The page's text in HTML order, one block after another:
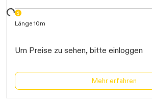
Länge 10m
Um Preise zu sehen, bitte einloggen
Mehr erfahren